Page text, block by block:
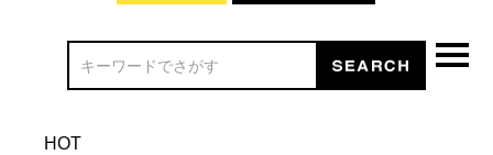
HOT